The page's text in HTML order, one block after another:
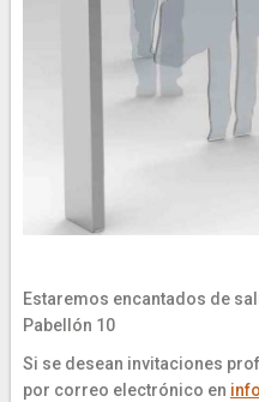
Estaremos encantados de
Pabellón 10
Si se desean invitaciones
por correo electrónico en